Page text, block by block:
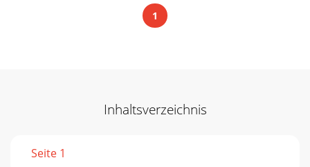
1
Inhaltsverzeichnis
Seite 1